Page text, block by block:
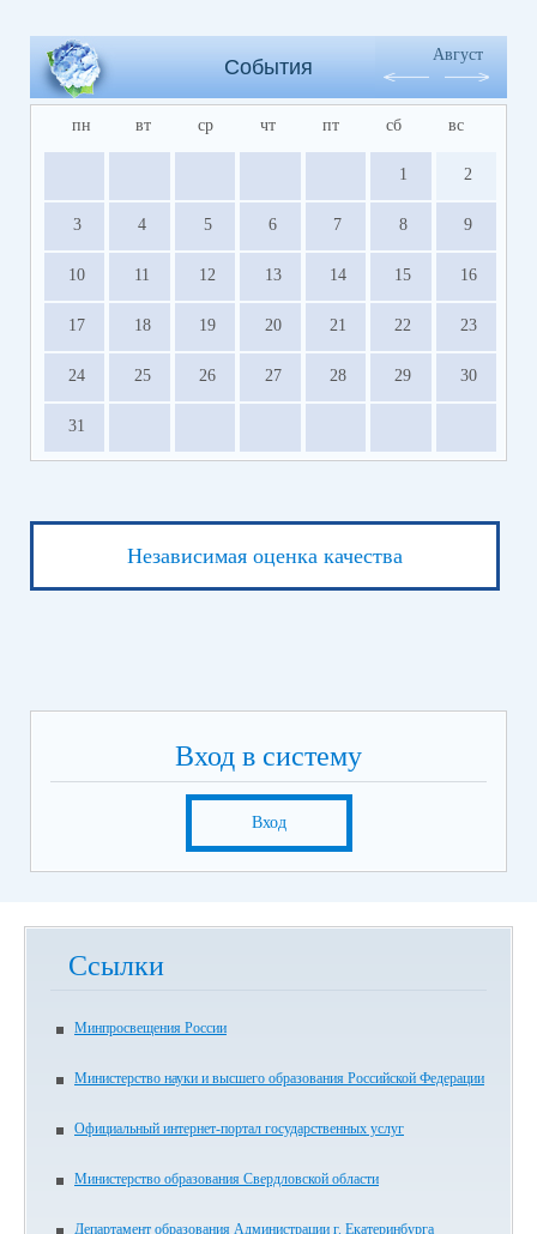
События
Август
пн вт ср чт пт сб вс
1 2
3 4 5 6 7 8 9
10 11 12 13 14 15 16
17 18 19 20 21 22 23
24 25 26 27 28 29 30
31
Независимая оценка качества
Вход в систему
Вход
Ссылки
Минпросвещения России
Министерство науки и высшего образования Российской Федерации
Официальный интернет-портал государственных услуг
Министерство образования Свердловской области
Департамент образования Администрации г. Екатеринбурга